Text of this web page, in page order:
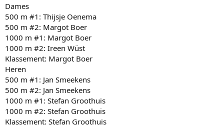
Dames
500 m #1: Thijsje Oenema
500 m #2: Margot Boer
1000 m #1: Margot Boer
1000 m #2: Ireen Wüst
Klassement: Margot Boer
Heren
500 m #1: Jan Smeekens
500 m #2: Jan Smeekens
1000 m #1: Stefan Groothuis
1000 m #2: Stefan Groothuis
Klassement: Stefan Groothuis